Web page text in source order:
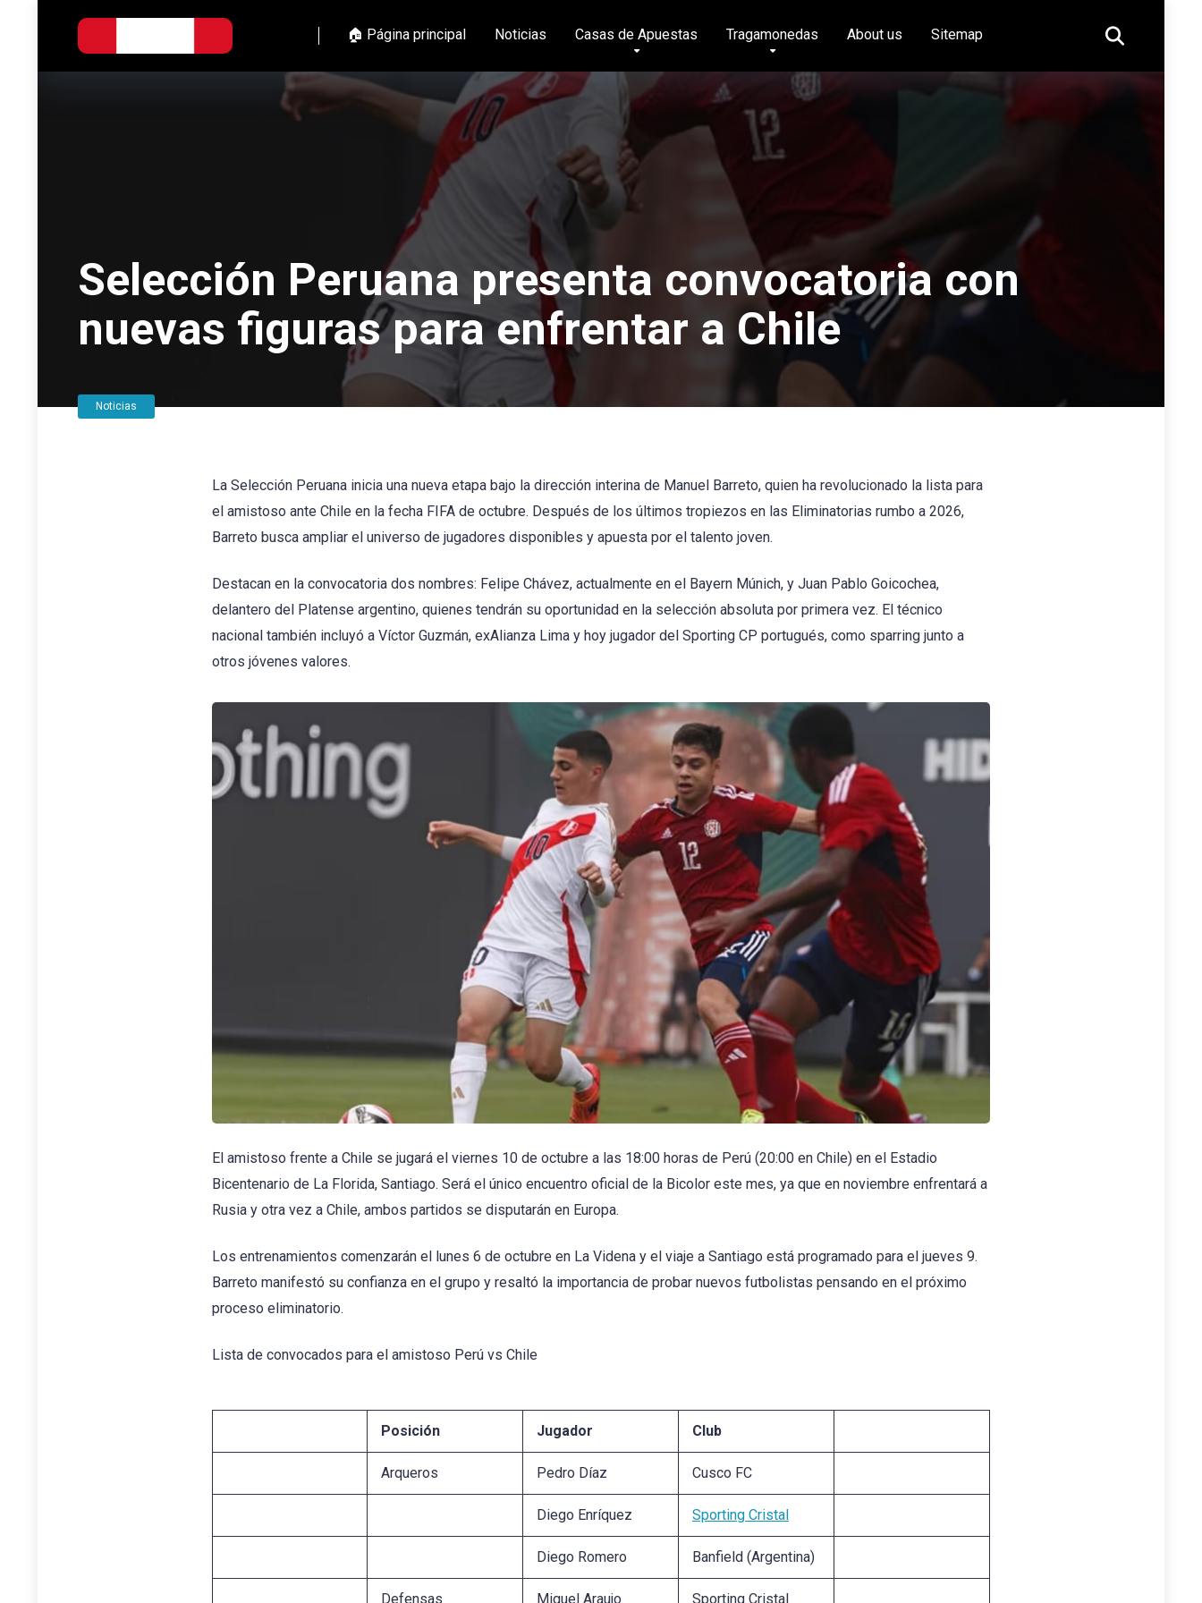
🏠 Página principal Noticias Casas de Apuestas Tragamonedas About us Sitemap
Selección Peruana presenta convocatoria con
nuevas figuras para enfrentar a Chile
Noticias
La Selección Peruana inicia una nueva etapa bajo la dirección interina de Manuel Barreto, quien ha revolucionado la lista para
el amistoso ante Chile en la fecha FIFA de octubre. Después de los últimos tropiezos en las Eliminatorias rumbo a 2026,
Barreto busca ampliar el universo de jugadores disponibles y apuesta por el talento joven.
Destacan en la convocatoria dos nombres: Felipe Chávez, actualmente en el Bayern Múnich, y Juan Pablo Goicochea,
delantero del Platense argentino, quienes tendrán su oportunidad en la selección absoluta por primera vez. El técnico
nacional también incluyó a Víctor Guzmán, exAlianza Lima y hoy jugador del Sporting CP portugués, como sparring junto a
otros jóvenes valores.
El amistoso frente a Chile se jugará el viernes 10 de octubre a las 18:00 horas de Perú (20:00 en Chile) en el Estadio
Bicentenario de La Florida, Santiago. Será el único encuentro oficial de la Bicolor este mes, ya que en noviembre enfrentará a
Rusia y otra vez a Chile, ambos partidos se disputarán en Europa.
Los entrenamientos comenzarán el lunes 6 de octubre en La Videna y el viaje a Santiago está programado para el jueves 9.
Barreto manifestó su confianza en el grupo y resaltó la importancia de probar nuevos futbolistas pensando en el próximo
proceso eliminatorio.
Lista de convocados para el amistoso Perú vs Chile
Posición Jugador Club
Arqueros Pedro Díaz Cusco FC
Diego Enríquez Sporting Cristal
Diego Romero Banfield (Argentina)
Defensas Miguel Araujo Sporting Cristal